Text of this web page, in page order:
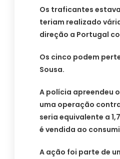
Os traficantes
teriam realizado
direção a Portugal
Os cinco podem
Sousa.
A polícia apreendeu
uma operação
seria equivalente a
é vendida ao
A ação foi parte de